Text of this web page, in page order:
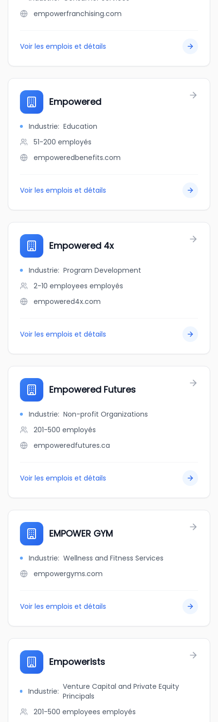
empowerfranchising.com
Voir les emplois et détails
Empowered
Industrie: Education
51-200 employés
empoweredbenefits.com
Voir les emplois et détails
Empowered 4x
Industrie: Program Development
2-10 employees employés
empowered4x.com
Voir les emplois et détails
Empowered Futures
Industrie: Non-profit Organizations
201-500 employés
empoweredfutures.ca
Voir les emplois et détails
EMPOWER GYM
Industrie: Wellness and Fitness Services
empowergyms.com
Voir les emplois et détails
Empowerists
Industrie: Venture Capital and Private Equity
Principals
201-500 employees employés